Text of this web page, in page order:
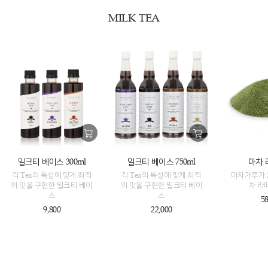
MILK TEA
밀크티 베이스 300ml
각 Tea의 특성에 맞게 최적
의 맛을 구현한 밀크티 베이
스
9,800
밀크티 베이스 750ml
각 Tea의 특성에 맞게 최적
의 맛을 구현한 밀크티 베이
스
22,000
마차
마차가루가
차 라